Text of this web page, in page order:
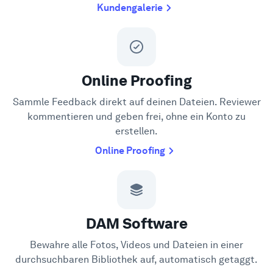
Kundengalerie
Online Proofing
Sammle Feedback direkt auf deinen Dateien. Reviewer
kommentieren und geben frei, ohne ein Konto zu
erstellen.
Online Proofing
DAM Software
Bewahre alle Fotos, Videos und Dateien in einer
durchsuchbaren Bibliothek auf, automatisch getaggt.